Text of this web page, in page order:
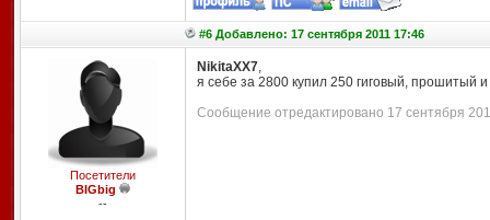
#6 Добавлено: 17 сентября 2011 17:46
Посетители
BIGbig
--
NikitaXX7,
я себе за 2800 купил 250 гиговый, прошитый
Сообщение отредактировано 17 сентября